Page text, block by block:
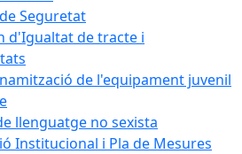
Seguretat
d'Igualtat de tracte i
de l'equipament juvenil
llenguatge no sexista
Institucional i Pla de Mesures